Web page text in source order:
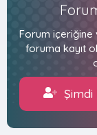
Forum içeriğine
foruma kayıt
Şimdi